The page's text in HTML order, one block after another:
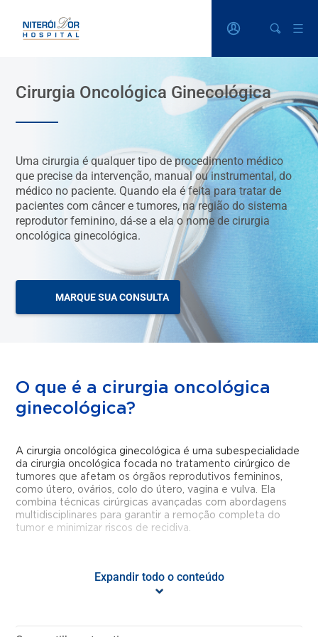
Cirurgia Oncológica Ginecológica
Uma cirurgia é qualquer tipo de procedimento médico
que precise da intervenção, manual ou instrumental, do
médico no paciente. Quando ela é feita para tratar de
pacientes com câncer e tumores, na região do sistema
reprodutor feminino, dá-se a ela o nome de cirurgia
oncológica ginecológica.
MARQUE SUA CONSULTA
O que é a cirurgia oncológica
ginecológica?
A cirurgia oncológica ginecológica é uma subespecialidade
da cirurgia oncológica focada no tratamento cirúrgico de
tumores que afetam os órgãos reprodutivos femininos,
como útero, ovários, colo do útero, vagina e vulva. Ela
combina técnicas cirúrgicas avançadas com abordagens
multidisciplinares para garantir a remoção completa do
tumor e minimizar riscos de recidiva.
oncológica ginecológica?
Serve para tratar cânceres ginecológicos, como:
Expandir todo o conteúdo